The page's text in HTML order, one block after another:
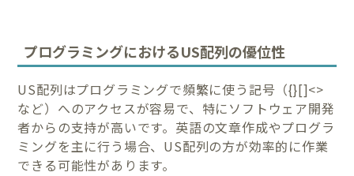
プログラミングにおけるUS配列の優位性
US配列はプログラミングで頻繁に使う記号（{}[]<>
など）へのアクセスが容易で、特にソフトウェア開発
者からの支持が高いです。英語の文章作成やプログラ
ミングを主に行う場合、US配列の方が効率的に作業
できる可能性があります。